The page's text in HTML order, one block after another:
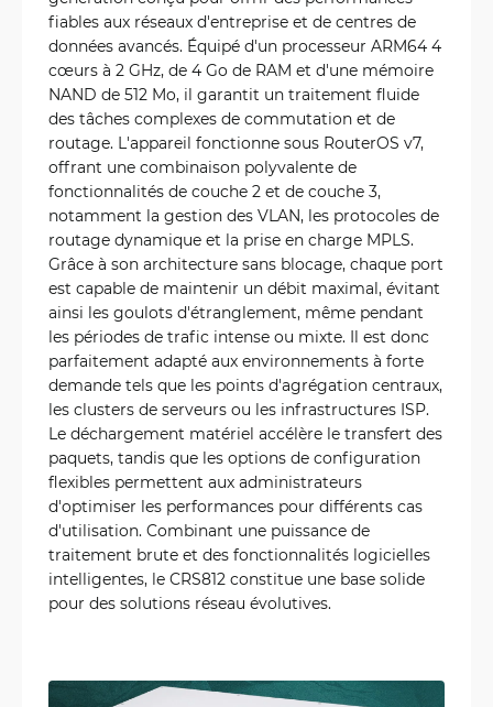
fiables aux réseaux d'entreprise et de centres de
données avancés. Équipé d'un processeur ARM64 4
cœurs à 2 GHz, de 4 Go de RAM et d'une mémoire
NAND de 512 Mo, il garantit un traitement fluide
des tâches complexes de commutation et de
routage. L'appareil fonctionne sous RouterOS v7,
offrant une combinaison polyvalente de
fonctionnalités de couche 2 et de couche 3,
notamment la gestion des VLAN, les protocoles de
routage dynamique et la prise en charge MPLS.
Grâce à son architecture sans blocage, chaque port
est capable de maintenir un débit maximal, évitant
ainsi les goulots d'étranglement, même pendant
les périodes de trafic intense ou mixte. Il est donc
parfaitement adapté aux environnements à forte
demande tels que les points d'agrégation centraux,
les clusters de serveurs ou les infrastructures ISP.
Le déchargement matériel accélère le transfert des
paquets, tandis que les options de configuration
flexibles permettent aux administrateurs
d'optimiser les performances pour différents cas
d'utilisation. Combinant une puissance de
traitement brute et des fonctionnalités logicielles
intelligentes, le CRS812 constitue une base solide
pour des solutions réseau évolutives.